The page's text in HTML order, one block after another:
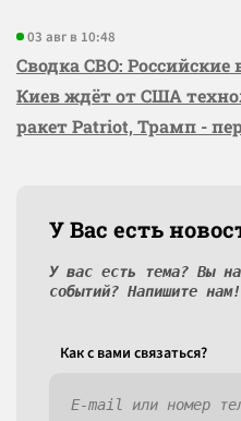
03 авг в 10:48
Сводка СВО: Российские
Киев ждёт от США
ракет Patriot, Трамп -
У Вас есть
У вас есть тема? Вы
событий? Напишите нам!
Как c вами связаться?